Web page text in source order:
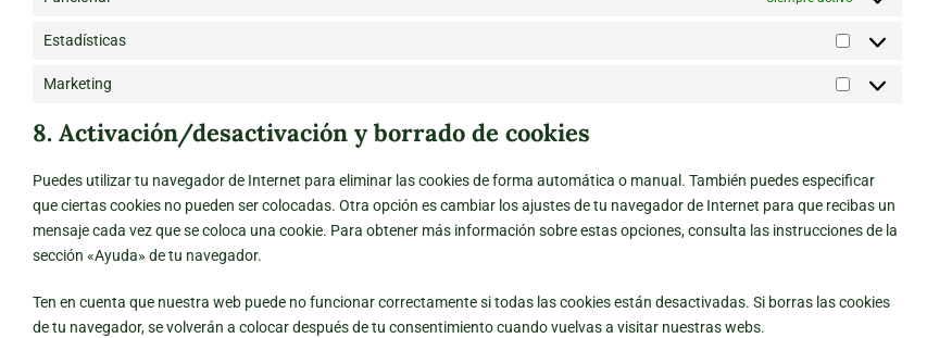
Estadísticas
Estadísticas
Marketing
Marketing
8. Activación/desactivación y borrado de cookies
Puedes utilizar tu navegador de Internet para eliminar las cookies de forma automática o manual. También puedes especificar
que ciertas cookies no pueden ser colocadas. Otra opción es cambiar los ajustes de tu navegador de Internet para que recibas un
mensaje cada vez que se coloca una cookie. Para obtener más información sobre estas opciones, consulta las instrucciones de la
sección «Ayuda» de tu navegador.
Ten en cuenta que nuestra web puede no funcionar correctamente si todas las cookies están desactivadas. Si borras las cookies
de tu navegador, se volverán a colocar después de tu consentimiento cuando vuelvas a visitar nuestras webs.